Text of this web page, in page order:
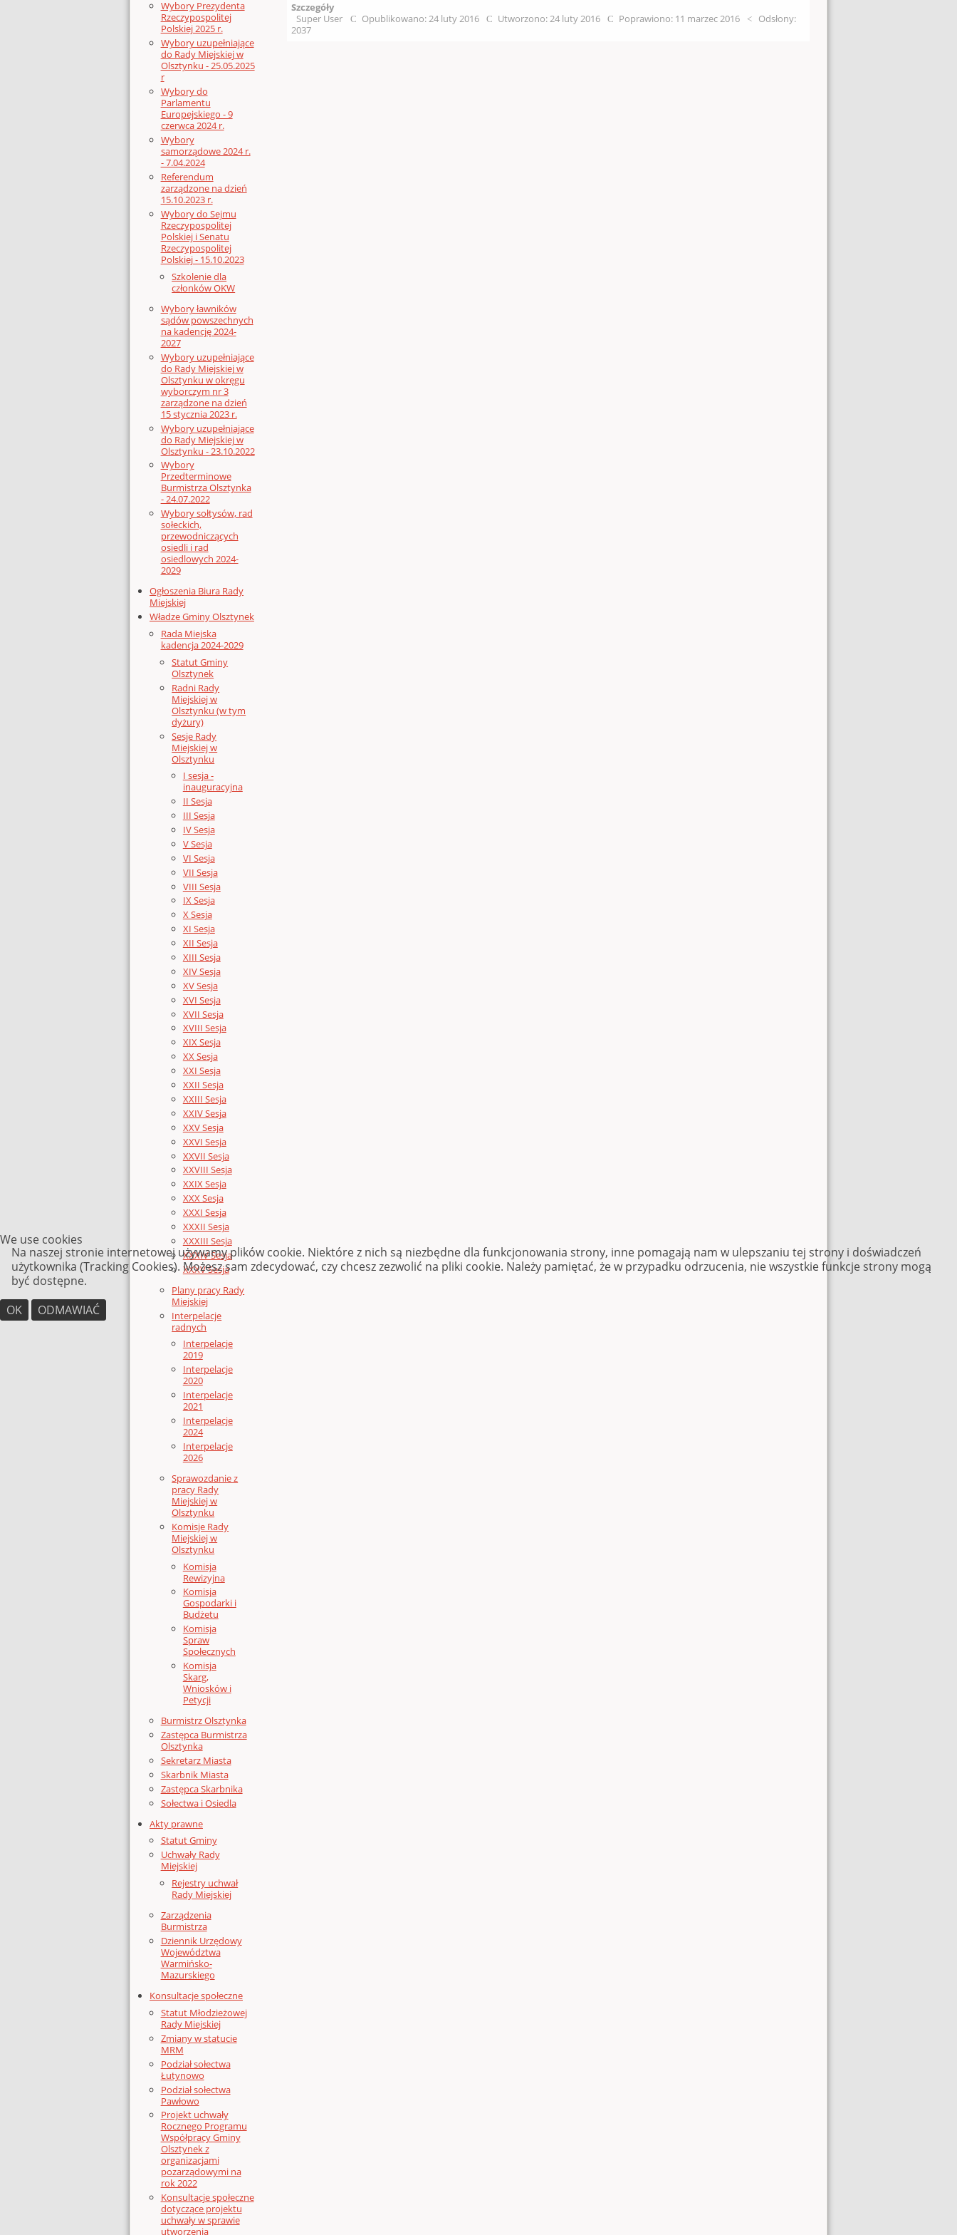
Wybory Prezydenta
Rzeczypospolitej
Polskiej 2025 r.
Wybory uzupełniające
do Rady Miejskiej w
Olsztynku - 25.05.2025
r
Wybory do
Parlamentu
Europejskiego - 9
czerwca 2024 r.
Wybory
samorządowe 2024 r.
- 7.04.2024
Referendum
zarządzone na dzień
15.10.2023 r.
Wybory do Sejmu
Rzeczypospolitej
Polskiej i Senatu
Rzeczypospolitej
Polskiej - 15.10.2023
Szkolenie dla
członków OKW
Wybory ławników
sądów powszechnych
na kadencję 2024-
2027
Wybory uzupełniające
do Rady Miejskiej w
Olsztynku w okręgu
wyborczym nr 3
zarządzone na dzień
15 stycznia 2023 r.
Wybory uzupełniające
do Rady Miejskiej w
Olsztynku - 23.10.2022
Wybory
Przedterminowe
Burmistrza Olsztynka
- 24.07.2022
Wybory sołtysów, rad
sołeckich,
przewodniczących
osiedli i rad
osiedlowych 2024-
2029
Ogłoszenia Biura Rady
Miejskiej
Władze Gminy Olsztynek
Rada Miejska
kadencja 2024-2029
Statut Gminy
Olsztynek
Radni Rady
Miejskiej w
Olsztynku (w tym
dyżury)
Sesje Rady
Miejskiej w
Olsztynku
I sesja -
inauguracyjna
II Sesja
III Sesja
IV Sesja
V Sesja
VI Sesja
VII Sesja
VIII Sesja
IX Sesja
X Sesja
XI Sesja
XII Sesja
XIII Sesja
XIV Sesja
XV Sesja
XVI Sesja
XVII Sesja
XVIII Sesja
XIX Sesja
XX Sesja
XXI Sesja
XXII Sesja
XXIII Sesja
XXIV Sesja
XXV Sesja
XXVI Sesja
XXVII Sesja
XXVIII Sesja
XXIX Sesja
XXX Sesja
XXXI Sesja
XXXII Sesja
XXXIII Sesja
XXXIV Sesja
XXXV Sesja
Plany pracy Rady
Miejskiej
Interpelacje
radnych
Interpelacje
2019
Interpelacje
2020
Interpelacje
2021
Interpelacje
2024
Interpelacje
2026
Sprawozdanie z
pracy Rady
Miejskiej w
Olsztynku
Komisje Rady
Miejskiej w
Olsztynku
Komisja
Rewizyjna
Komisja
Gospodarki i
Budżetu
Komisja
Spraw
Społecznych
Komisja
Skarg,
Wniosków i
Petycji
Burmistrz Olsztynka
Zastępca Burmistrza
Olsztynka
Sekretarz Miasta
Skarbnik Miasta
Zastępca Skarbnika
Sołectwa i Osiedla
Akty prawne
Statut Gminy
Uchwały Rady
Miejskiej
Rejestry uchwał
Rady Miejskiej
Zarządzenia
Burmistrza
Dziennik Urzędowy
Województwa
Warmińsko-
Mazurskiego
Konsultacje społeczne
Statut Młodzieżowej
Rady Miejskiej
Zmiany w statucie
MRM
Podział sołectwa
Łutynowo
Podział sołectwa
Pawłowo
Projekt uchwały
Rocznego Programu
Współpracy Gminy
Olsztynek z
organizacjami
pozarządowymi na
rok 2022
Konsultacje społeczne
dotyczące projektu
uchwały w sprawie
utworzenia
Szczegóły
Super User
Opublikowano: 24 luty 2016 Utworzono: 24 luty 2016 Poprawiono: 11 marzec 2016
Odsłony:
2037
We use cookies
Na naszej stronie internetowej używamy plików cookie. Niektóre z nich są niezbędne dla funkcjonowania strony, inne pomagają nam w ulepszaniu tej strony i doświadczeń
użytkownika (Tracking Cookies). Możesz sam zdecydować, czy chcesz zezwolić na pliki cookie. Należy pamiętać, że w przypadku odrzucenia, nie wszystkie funkcje strony mogą
być dostępne.
OK
ODMAWIAĆ